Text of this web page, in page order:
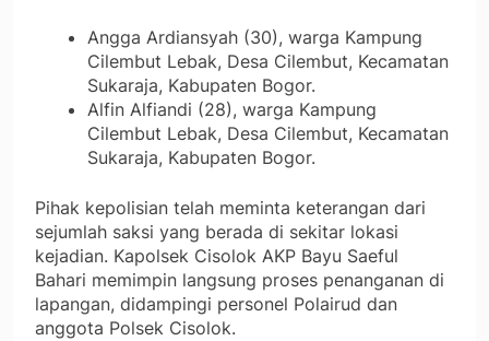
Angga Ardiansyah (30), warga Kampung
Cilembut Lebak, Desa Cilembut, Kecamatan
Sukaraja, Kabupaten Bogor.
Alfin Alfiandi (28), warga Kampung
Cilembut Lebak, Desa Cilembut, Kecamatan
Sukaraja, Kabupaten Bogor.
Pihak kepolisian telah meminta keterangan dari
sejumlah saksi yang berada di sekitar lokasi
kejadian. Kapolsek Cisolok AKP Bayu Saeful
Bahari memimpin langsung proses penanganan di
lapangan, didampingi personel Polairud dan
anggota Polsek Cisolok.